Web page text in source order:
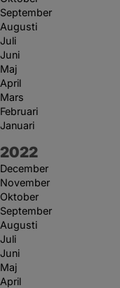
September
Augusti
Juli
Juni
Maj
April
Mars
Februari
Januari
År:
2022
December
November
Oktober
September
Augusti
Juli
Juni
Maj
April